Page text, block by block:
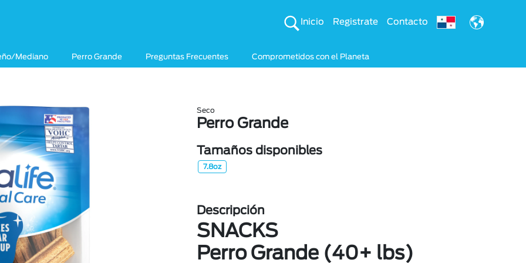
Inicio Registrate Contacto
Mediano Perro Grande Preguntas Frecuentes Comprometidos con el Planeta
Seco
Perro Grande
Tamaños disponibles
7.8oz
Descripción
SNACKS
Perro Grande (40+ lbs)